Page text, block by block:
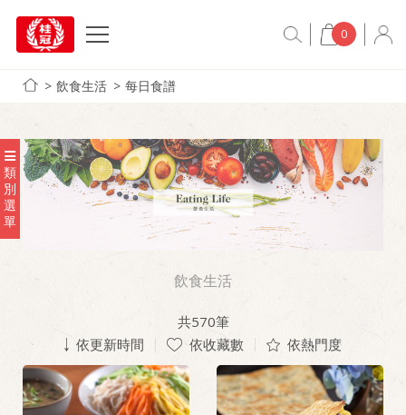
0
飲食生活 每日食譜
類
別
選
單
飲食生活
共570筆
依更新時間
依收藏數 依熱門度